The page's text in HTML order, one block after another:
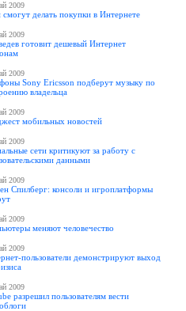
2009
смогут делать покупки в Интернете
2009
готовит дешевый Интернет
2009
Sony Ericsson подберут музыку по
владельца
2009
мобильных новостей
2009
сети критикуют за работу с
данными
2009
Спилберг: консоли и игроплатформы
2009
меняют человечество
2009
пользователи демонстрируют выход
2009
разрешил пользователям вести